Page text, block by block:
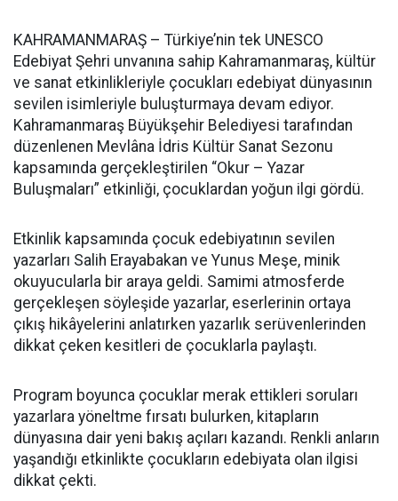
KAHRAMANMARAŞ – Türkiye’nin tek UNESCO
Edebiyat Şehri unvanına sahip Kahramanmaraş, kültür
ve sanat etkinlikleriyle çocukları edebiyat dünyasının
sevilen isimleriyle buluşturmaya devam ediyor.
Kahramanmaraş Büyükşehir Belediyesi tarafından
düzenlenen Mevlâna İdris Kültür Sanat Sezonu
kapsamında gerçekleştirilen “Okur – Yazar
Buluşmaları” etkinliği, çocuklardan yoğun ilgi gördü.
Etkinlik kapsamında çocuk edebiyatının sevilen
yazarları Salih Erayabakan ve Yunus Meşe, minik
okuyucularla bir araya geldi. Samimi atmosferde
gerçekleşen söyleşide yazarlar, eserlerinin ortaya
çıkış hikâyelerini anlatırken yazarlık serüvenlerinden
dikkat çeken kesitleri de çocuklarla paylaştı.
Program boyunca çocuklar merak ettikleri soruları
yazarlara yöneltme fırsatı bulurken, kitapların
dünyasına dair yeni bakış açıları kazandı. Renkli anların
yaşandığı etkinlikte çocukların edebiyata olan ilgisi
dikkat çekti.